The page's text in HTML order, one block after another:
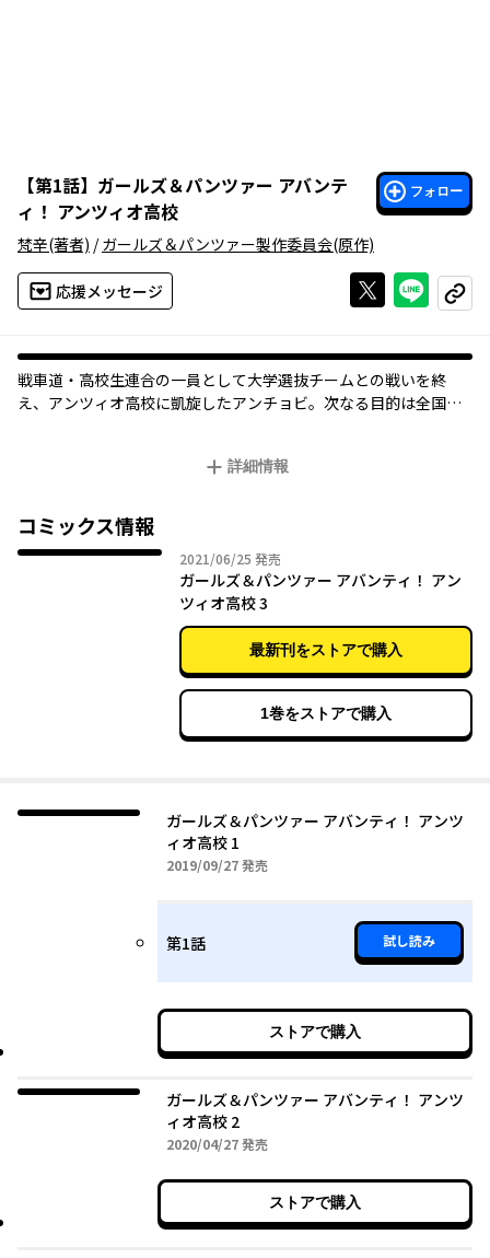
【第1話】 ガールズ＆パンツァー アバンテ
ィ！ アンツィオ高校
フォロー
梵辛(著者) /ガールズ＆パンツァー製作委員会(原作)
応援メッセージ Xで投稿する
ライン
コピー
戦車道・高校生連合の一員として大学選抜チームとの戦いを終
え、アンツィオ高校に凱旋したアンチョビ。次なる目的は全国大
詳細情報
コミックス情報
2021/06/25 2021年06月25日
発売
ガールズ＆パンツァー アバンティ！ アン
ツィオ高校 3
最新刊をストアで購入
1巻をストアで購入
ガールズ＆パンツァー アバンティ！ アンツ
ィオ高校 1
2019/09/272019年09月27日
発売
第1話 試し読み
ストアで購入
ガールズ＆パンツァー アバンティ！ アンツ
ィオ高校 2
2020/04/272020年04月27日
発売
ストアで購入